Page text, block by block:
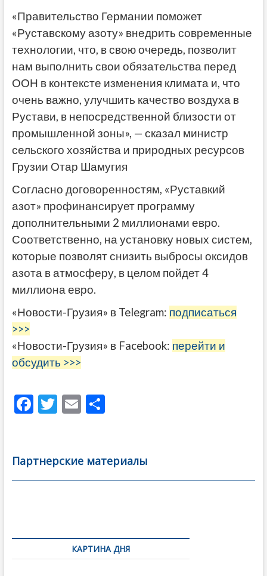
«Правительство Германии поможет
«Руставскому азоту» внедрить современные
технологии, что, в свою очередь, позволит
нам выполнить свои обязательства перед
ООН в контексте изменения климата и, что
очень важно, улучшить качество воздуха в
Рустави, в непосредственной близости от
промышленной зоны», — сказал министр
сельского хозяйства и природных ресурсов
Грузии Отар Шамугия
Согласно договоренностям, «Руставкий
азот» профинансирует программу
дополнительными 2 миллионами евро.
Соответственно, на установку новых систем,
которые позволят снизить выбросы оксидов
азота в атмосферу, в целом пойдет 4
миллиона евро.
«Новости-Грузия» в Telegram: подписаться
>>>
«Новости-Грузия» в Facebook: перейти и
обсудить >>>
F
b
o
T
er
E
l
О
а
в
Партнерские материалы
по
записямКАРТИНА ДНЯ